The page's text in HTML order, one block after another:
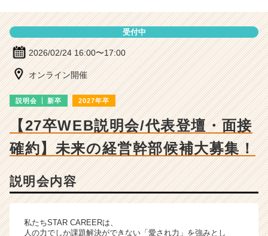
細
ン
チ
ャ
ー・
成
長
か
ス
カ
受付中
2026/02/24 16:00〜17:00
オンライン開催
説明会 新卒 2027年卒
【27卒WEB説明会/代表登壇・面接
確約】未来の経営幹部候補大募集！
説明会内容
私たちSTAR CAREERは、
人の力でしか課題解決ができない「愛され力」を強みとし